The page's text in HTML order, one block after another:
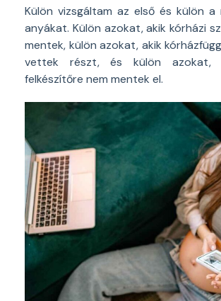
Külön vizsgáltam az első és külön a
anyákat. Külön azokat, akik kórházi
mentek, külön azokat, akik
vettek részt, és külön azokat,
felkészítőre nem mentek el.